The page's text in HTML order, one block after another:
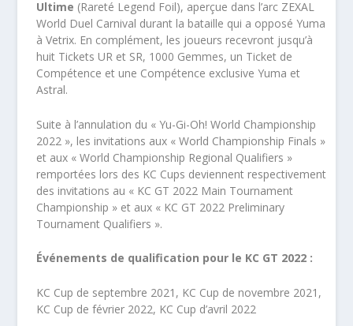
Ultime (Rareté Legend Foil), aperçue dans l’arc ZEXAL
World Duel Carnival durant la bataille qui a opposé Yuma
à Vetrix. En complément, les joueurs recevront jusqu’à
huit Tickets UR et SR, 1000 Gemmes, un Ticket de
Compétence et une Compétence exclusive Yuma et
Astral.
Suite à l’annulation du « Yu-Gi-Oh! World Championship
2022 », les invitations aux « World Championship Finals »
et aux « World Championship Regional Qualifiers »
remportées lors des KC Cups deviennent respectivement
des invitations au « KC GT 2022 Main Tournament
Championship » et aux « KC GT 2022 Preliminary
Tournament Qualifiers ».
Événements de qualification pour le KC GT 2022 : ​
KC Cup de septembre 2021, KC Cup de novembre 2021,
KC Cup de février 2022, KC Cup d’avril 2022